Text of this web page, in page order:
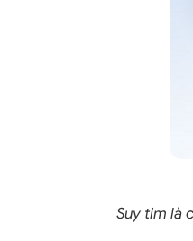
Suy tim là